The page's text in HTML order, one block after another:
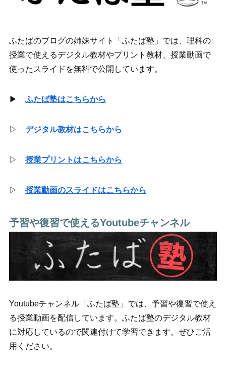
ふたばのブログの姉妹サイト「ふたば塾」では、理科の
授業で使えるデジタル教材やプリント教材、授業動画で
使ったスライドを無料で公開しています。
▶ふたば塾はこちらから
▷ デジタル教材はこちらから
▷授業プリントはこちらから
▷授業動画のスライドはこちらから
予習や復習で使えるYoutubeチャンネル
Youtubeチャンネル「ふたば塾」では、予習や復習で使え
る授業動画を配信しています。ふたば塾のデジタル教材
に対応しているので関連付けて学習できます。ぜひご活
用ください。